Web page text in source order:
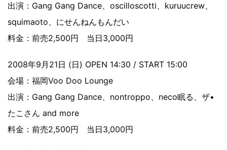
出演：Gang Gang Dance、oscilloscotti、kuruucrew、
squimaoto、にせんねんもんだい
料金：前売2,500円 当日3,000円
2008年9月21日 (日) OPEN 14:30 / START 15:00
会場：福岡Voo Doo Lounge
出演：Gang Gang Dance、nontroppo、neco眠る、ザ•
たこさん and more
料金：前売2,500円 当日3,000円